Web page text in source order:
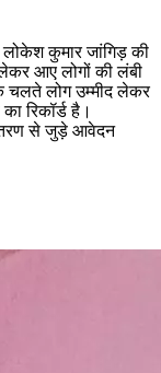
कुमार जांगिड़ की
आए लोगों की लंबी
चलते लोग उम्मीद लेकर
रिकॉर्ड है।
से जुड़े आवेदन